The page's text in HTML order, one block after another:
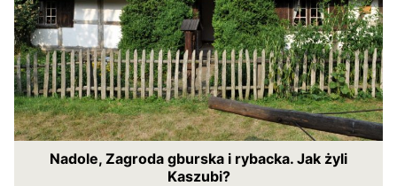
Nadole, Zagroda gburska i rybacka. Jak żyli
Kaszubi?